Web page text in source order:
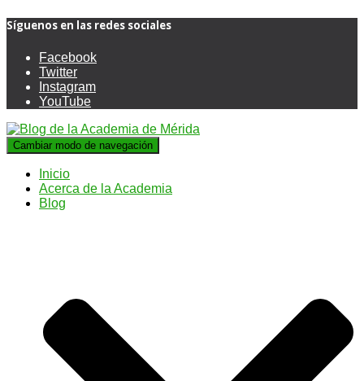
Síguenos en las redes sociales
Facebook
Twitter
Instagram
YouTube
Cambiar modo de navegación
Inicio
Acerca de la Academia
Blog